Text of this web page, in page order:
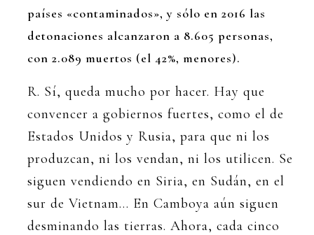
países «contaminados», y sólo en 2016 las
detonaciones alcanzaron a 8.605 personas,
con 2.089 muertos (el 42%, menores).
R. Sí, queda mucho por hacer. Hay que
convencer a gobiernos fuertes, como el de
Estados Unidos y Rusia, para que ni los
produzcan, ni los vendan, ni los utilicen. Se
siguen vendiendo en Siria, en Sudán, en el
sur de Vietnam… En Camboya aún siguen
desminando las tierras. Ahora, cada cinco